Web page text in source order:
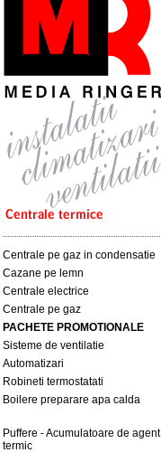
Centrale pe gaz in condensatie
Cazane pe lemn
Centrale electrice
Centrale pe gaz
PACHETE PROMOTIONALE
Sisteme de ventilatie
Automatizari
Robineti termostatati
Boilere preparare apa calda
Puffere - Acumulatoare de agent
termic